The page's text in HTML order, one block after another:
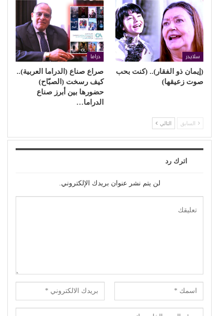
سلايدر
(إيمان ذو الفقار).. (كنت بحب
صوت زعيقها)
دراما
صراع صناع (الدراما العربية)..
كيف رسخت (الصبّاح)
حضورها بين أبرز صناع
الدراما…
السابق التالي
اترك رد
لن يتم نشر عنوان بريدك الإلكتروني.